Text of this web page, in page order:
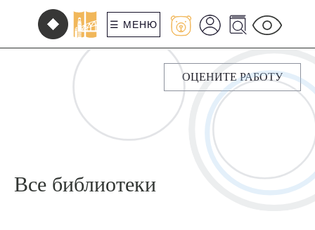
☰ МЕНЮ
ОЦЕНИТЕ РАБОТУ
Все библиотеки